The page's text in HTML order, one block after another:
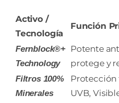
Activo /
Tecnología
Función
Fernblock®+
Technology
Potente
protege y
Filtros 100%
Minerales
Protección
UVB,